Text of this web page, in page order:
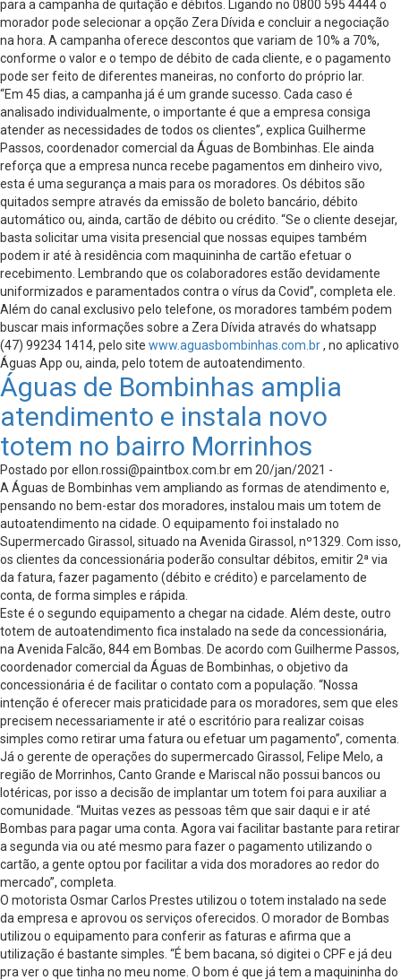
para a campanha de quitação e débitos. Ligando no 0800 595 4444 o
morador pode selecionar a opção Zera Dívida e concluir a negociação
na hora. A campanha oferece descontos que variam de 10% a 70%,
conforme o valor e o tempo de débito de cada cliente, e o pagamento
pode ser feito de diferentes maneiras, no conforto do próprio lar.
“Em 45 dias, a campanha já é um grande sucesso. Cada caso é
analisado individualmente, o importante é que a empresa consiga
atender as necessidades de todos os clientes”, explica Guilherme
Passos, coordenador comercial da Águas de Bombinhas. Ele ainda
reforça que a empresa nunca recebe pagamentos em dinheiro vivo,
esta é uma segurança a mais para os moradores. Os débitos são
quitados sempre através da emissão de boleto bancário, débito
automático ou, ainda, cartão de débito ou crédito. “Se o cliente desejar,
basta solicitar uma visita presencial que nossas equipes também
podem ir até à residência com maquininha de cartão efetuar o
recebimento. Lembrando que os colaboradores estão devidamente
uniformizados e paramentados contra o vírus da Covid”, completa ele.
Além do canal exclusivo pelo telefone, os moradores também podem
buscar mais informações sobre a Zera Dívida através do whatsapp
(47) 99234 1414, pelo site www.aguasbombinhas.com.br, no aplicativo
Águas App ou, ainda, pelo totem de autoatendimento.
Águas de Bombinhas amplia
atendimento e instala novo
totem no bairro Morrinhos
Postado porellon.rossi@paintbox.com.brem 20/jan/2021 -
A Águas de Bombinhas vem ampliando as formas de atendimento e,
pensando no bem-estar dos moradores, instalou mais um totem de
autoatendimento na cidade. O equipamento foi instalado no
Supermercado Girassol, situado na Avenida Girassol, nº1329. Com isso,
os clientes da concessionária poderão consultar débitos, emitir 2ª via
da fatura, fazer pagamento (débito e crédito) e parcelamento de
conta, de forma simples e rápida.
Este é o segundo equipamento a chegar na cidade. Além deste, outro
totem de autoatendimento fica instalado na sede da concessionária,
na Avenida Falcão, 844 em Bombas. De acordo com Guilherme Passos,
coordenador comercial da Águas de Bombinhas, o objetivo da
concessionária é de facilitar o contato com a população. “Nossa
intenção é oferecer mais praticidade para os moradores, sem que eles
precisem necessariamente ir até o escritório para realizar coisas
simples como retirar uma fatura ou efetuar um pagamento”, comenta.
Já o gerente de operações do supermercado Girassol, Felipe Melo, a
região de Morrinhos, Canto Grande e Mariscal não possui bancos ou
lotéricas, por isso a decisão de implantar um totem foi para auxiliar a
comunidade. “Muitas vezes as pessoas têm que sair daqui e ir até
Bombas para pagar uma conta. Agora vai facilitar bastante para retirar
a segunda via ou até mesmo para fazer o pagamento utilizando o
cartão, a gente optou por facilitar a vida dos moradores ao redor do
mercado”, completa.
O motorista Osmar Carlos Prestes utilizou o totem instalado na sede
da empresa e aprovou os serviços oferecidos. O morador de Bombas
utilizou o equipamento para conferir as faturas e afirma que a
utilização é bastante simples. “É bem bacana, só digitei o CPF e já deu
pra ver o que tinha no meu nome. O bom é que já tem a maquininha do